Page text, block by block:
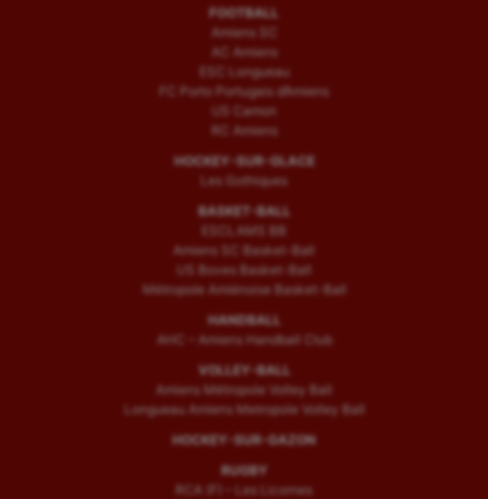
FOOTBALL
Amiens SC
AC Amiens
ESC Longueau
FC Porto Portugais d’Amiens
US Camon
RC Amiens
HOCKEY-SUR-GLACE
Les Gothiques
BASKET-BALL
ESCLAMS BB
Amiens SC Basket-Ball
US Boves Basket-Ball
Métropole Amiénoise Basket-Ball
HANDBALL
AHC – Amiens Handball Club
VOLLEY-BALL
Amiens Métropole Volley Ball
Longueau Amiens Metropole Volley Ball
HOCKEY-SUR-GAZON
RUGBY
RCA (F) – Les Licornes